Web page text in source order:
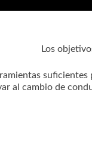
Los
al cambio de